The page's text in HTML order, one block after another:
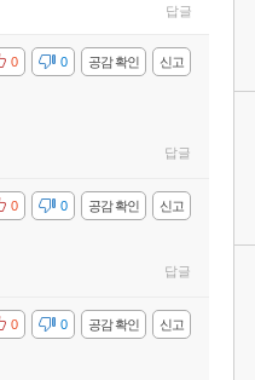
답글
신고
공감 확인
공감 0
0
답글
신고
공감 확인
공감 0
0
답글
신고
공감 확인
공감 0
0